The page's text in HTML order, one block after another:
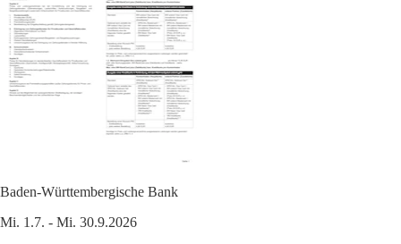
Baden-Württembergische Bank
Mi. 1.7. - Mi. 30.9.2026